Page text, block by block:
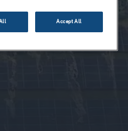
Accept All